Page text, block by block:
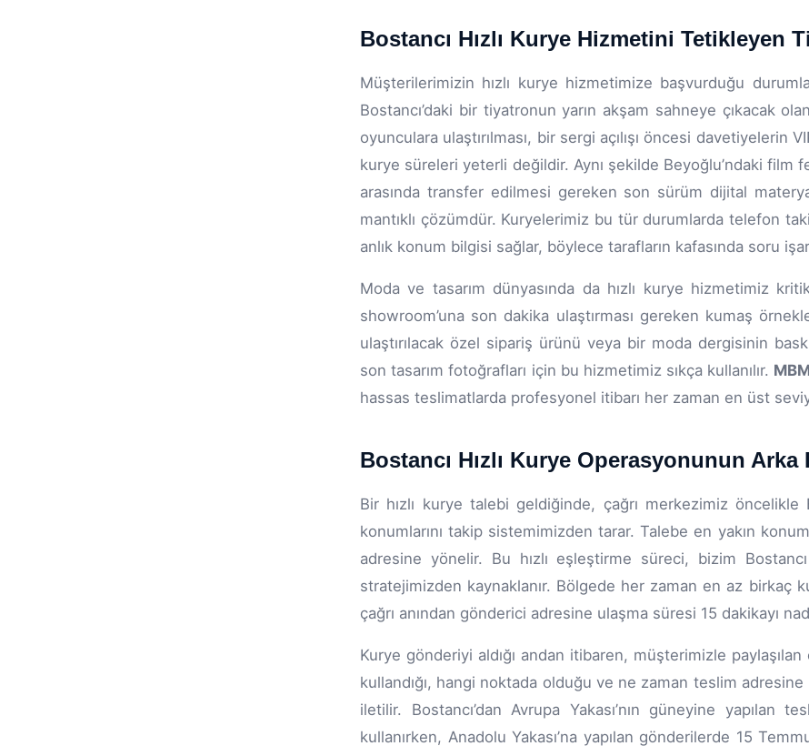
Bostancı Hızlı Kurye Hizmetini Tetikleyen
Müşterilerimizin hızlı kurye hizmetimize başvurduğu
Bostancı’daki bir tiyatronun yarın akşam sahneye çıkacak
oyunculara ulaştırılması, bir sergi açılışı öncesi
kurye süreleri yeterli değildir. Aynı şekilde Beyoğlu’ndaki film
arasında transfer edilmesi gereken son sürüm dijital
mantıklı çözümdür. Kuryelerimiz bu tür durumlarda telefon
anlık konum bilgisi sağlar, böylece tarafların kafasında soru
Moda ve tasarım dünyasında da hızlı kurye hizmetimiz
showroom’una son dakika ulaştırması gereken kumaş
ulaştırılacak özel sipariş ürünü veya bir moda dergisinin
son tasarım fotoğrafları için bu hizmetimiz sıkça kullanılır.
hassas teslimatlarda profesyonel itibarı her zaman en üst
Bostancı Hızlı Kurye Operasyonunun
Bir hızlı kurye talebi geldiğinde, çağrı merkezimiz
konumlarını takip sistemimizden tarar. Talebe en yakın
adresine yönelir. Bu hızlı eşleştirme süreci, bizim
stratejimizden kaynaklanır. Bölgede her zaman en az birkaç
çağrı anından gönderici adresine ulaşma süresi 15 dakikayı
Kurye gönderiyi aldığı andan itibaren, müşterimizle
kullandığı, hangi noktada olduğu ve ne zaman teslim adresine
iletilir. Bostancı’dan Avrupa Yakası’nın güneyine yapılan
kullanırken, Anadolu Yakası’na yapılan gönderilerde 15